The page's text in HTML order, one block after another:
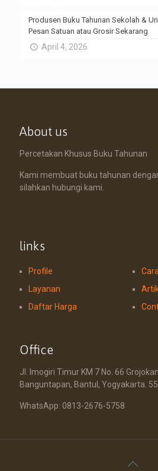
Produsen Buku Tahunan Sekolah &
Pesan Satuan atau Grosir Sekarang
April 4, 2026
About us
Percetakan Khusus Buku Tahunan
Kami membuat buku tahunan
silahkan hubungi kami.
links
Profile
Layanan
Daftar Harga
Office
Jl. Imogiri Timur KM 7 No. 66
Banguntapan, Bantul, Yogyakarta.
WhatsApp: 0813-2676-5758